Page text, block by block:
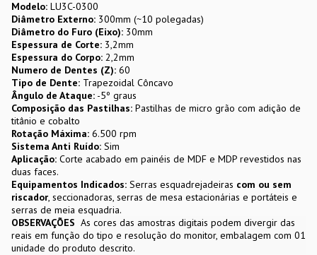
Modelo: LU3C-0300
Diâmetro Externo: 300mm (~10 polegadas)
Diâmetro do Furo (Eixo): 30mm
Espessura de Corte: 3,2mm
Espessura do Corpo: 2,2mm
Numero de Dentes (Z): 60
Tipo de Dente: Trapezoidal Côncavo
Ângulo de Ataque: -5º graus
Composição das Pastilhas: Pastilhas de micro grão com adição de
titânio e cobalto
Rotação Máxima: 6.500 rpm
Sistema Anti Ruído: Sim
Aplicação: Corte acabado em painéis de MDF e MDP revestidos nas
duas faces.
Equipamentos Indicados: Serras esquadrejadeiras com ou sem
riscador, seccionadoras, serras de mesa estacionárias e portáteis e
serras de meia esquadria.
OBSERVAÇÕES As cores das amostras digitais podem divergir das
reais em função do tipo e resolução do monitor, embalagem com 01
unidade do produto descrito.